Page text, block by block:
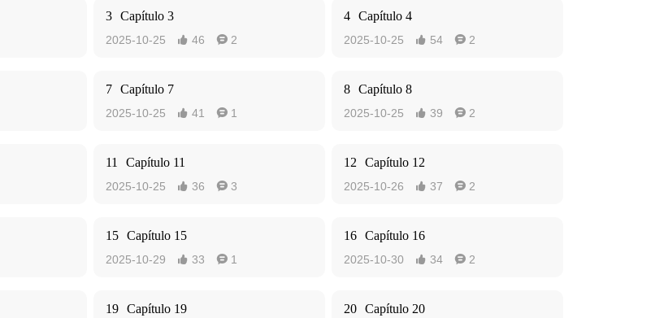
3 Capítulo 3
2025-10-25  46  2
4 Capítulo 4
2025-10-25  54  2
7 Capítulo 7
2025-10-25  41  1
8 Capítulo 8
2025-10-25  39  2
11 Capítulo 11
2025-10-25  36  3
12 Capítulo 12
2025-10-26  37  2
15 Capítulo 15
2025-10-29  33  1
16 Capítulo 16
2025-10-30  34  2
19 Capítulo 19 20 Capítulo 20